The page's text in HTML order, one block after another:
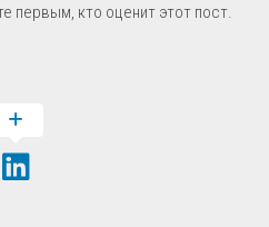
первым, кто оценит этот пост.